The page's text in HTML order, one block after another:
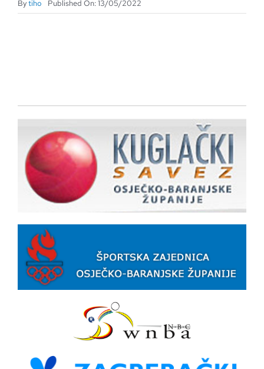
Bytiho Published On: 13/05/2022